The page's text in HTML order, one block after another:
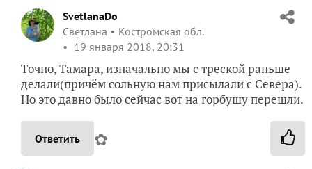
SvetlanaDo
Светлана
Костромская обл.
19 января 2018, 20:31
Точно, Тамара, изначально мы с треской раньше
делали(причём сольную нам присылали с Севера).
Но это давно было сейчас вот на горбушу перешли.
Ответить ✿